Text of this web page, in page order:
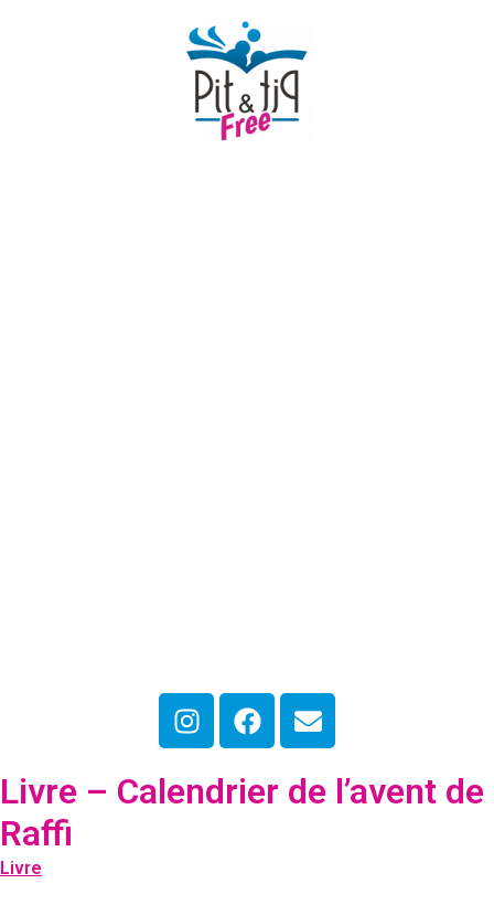
Livre – Calendrier de l’avent de
Raffi
Livre